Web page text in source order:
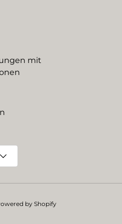
mit
by Shopify